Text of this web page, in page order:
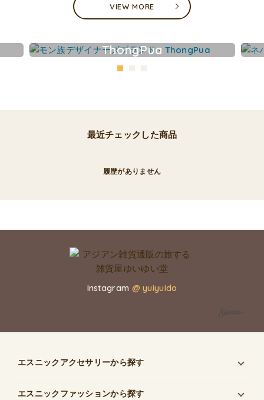
VIEW MORE
ThongPua
最近チェックした商品
履歴がありません
Instagram @ yuiyuido
エスニックアクセサリーから探す
エスニックファッションから探す